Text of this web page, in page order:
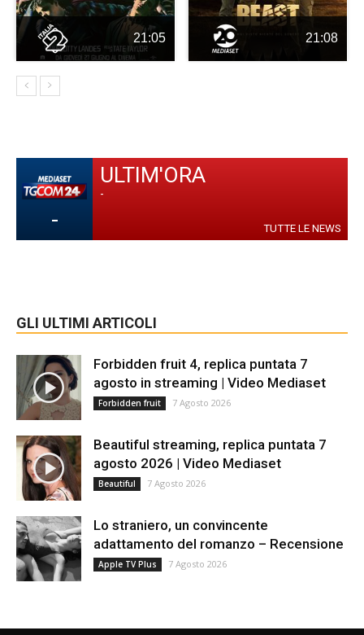
21:05 21:08
-
ULTIM'ORA
-
TUTTE LE NEWS
GLI ULTIMI ARTICOLI
Forbidden fruit 4, replica puntata 7
agosto in streaming | Video Mediaset
Forbidden fruit 7 Agosto 2026
Beautiful streaming, replica puntata 7
agosto 2026 | Video Mediaset
Beautiful 7 Agosto 2026
Lo straniero, un convincente
adattamento del romanzo – Recensione
Apple TV Plus 7 Agosto 2026